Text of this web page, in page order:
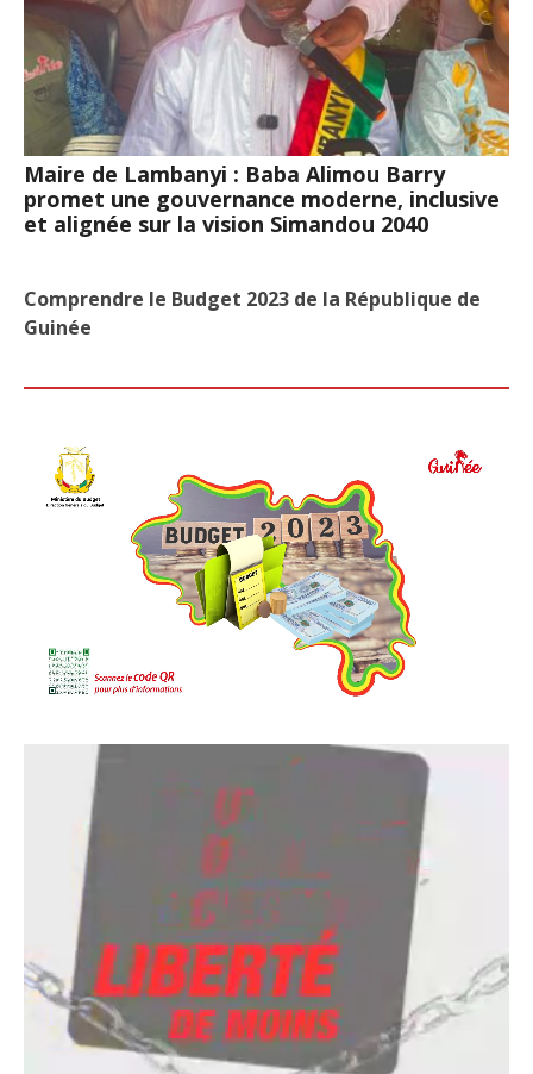
Maire de Lambanyi : Baba Alimou Barry
promet une gouvernance moderne, inclusive
et alignée sur la vision Simandou 2040
Comprendre le Budget 2023 de la République de
Guinée